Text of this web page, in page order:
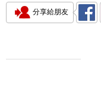
分享給朋友